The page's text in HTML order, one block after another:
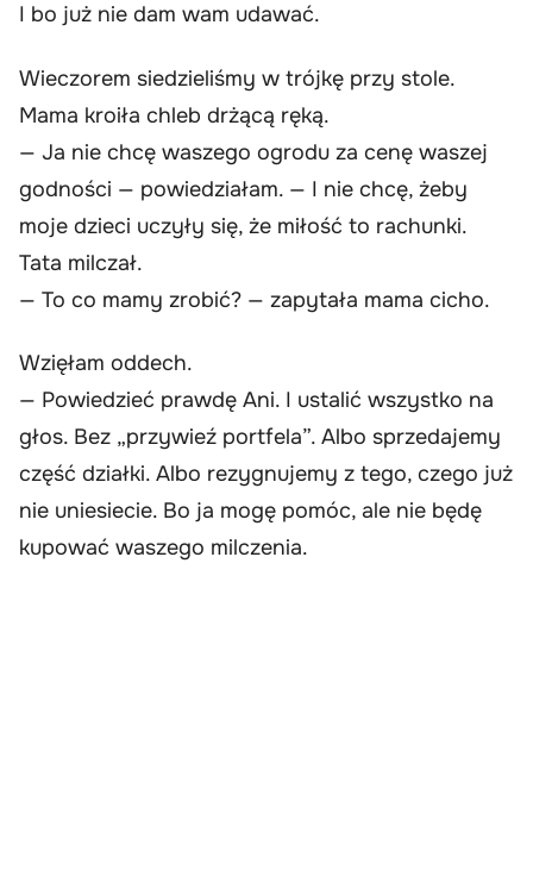
I bo już nie dam wam udawać.
Wieczorem siedzieliśmy w trójkę przy stole.
Mama kroiła chleb drżącą ręką.
— Ja nie chcę waszego ogrodu za cenę waszej
godności — powiedziałam. — I nie chcę, żeby
moje dzieci uczyły się, że miłość to rachunki.
Tata milczał.
— To co mamy zrobić? — zapytała mama cicho.
Wzięłam oddech.
— Powiedzieć prawdę Ani. I ustalić wszystko na
głos. Bez „przywieź portfela”. Albo sprzedajemy
część działki. Albo rezygnujemy z tego, czego już
nie uniesiecie. Bo ja mogę pomóc, ale nie będę
kupować waszego milczenia.